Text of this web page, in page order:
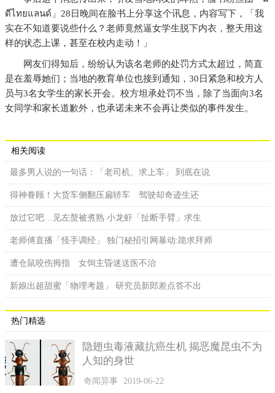
ดีไทยแลนด์」28日晚间在脸书上分享这个讯息，内容写下，「我
实在不知道要说些什么？老师竟然逼女学生脱下内衣，整天用这
样的状态上课，甚至在校内走动！」
网友们得知后，纷纷认为该名老师的处罚方式太超过，简直
是在羞辱她们；当地的教育单位也接到通知，30日紧急和校方人
员与3名女学生的家长开会。校方坦承处罚不当，除了当面向3名
女同学和家长道歉外，也承诺未来不会再让类似的事件发生。
相关阅读
最多男人说的一句话：「老司机、求上车」 到底在说
得神眷顾！大货车侧翻压扁轿车 驾驶却奇迹生还
放过它吧…见左螯被煮熟 小龙虾「扯断手臂」求生
老师傅直播「怪手调经」 独门秘招引网暴动:跪求拜师
遭仓鼠咬伤拇指 女饲主昏迷送医不治
新娘出超甜蜜「物理考题」 研究员新郎差点答不出
热门精选
隐翅虫毒液藏抗癌生机 揭恶魔昆虫不为
人知的身世
奇闻异事 2019-06-22